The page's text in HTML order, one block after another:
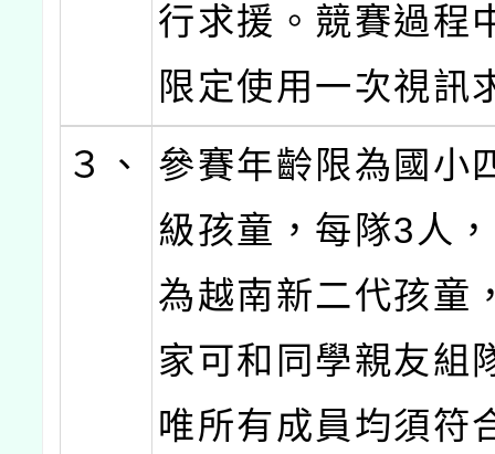
行求援。競賽過程
限定使用一次視訊
３、
參賽年齡限為國小
級孩童，每隊3人
為越南新二代孩童
家可和同學親友組
唯所有成員均須符